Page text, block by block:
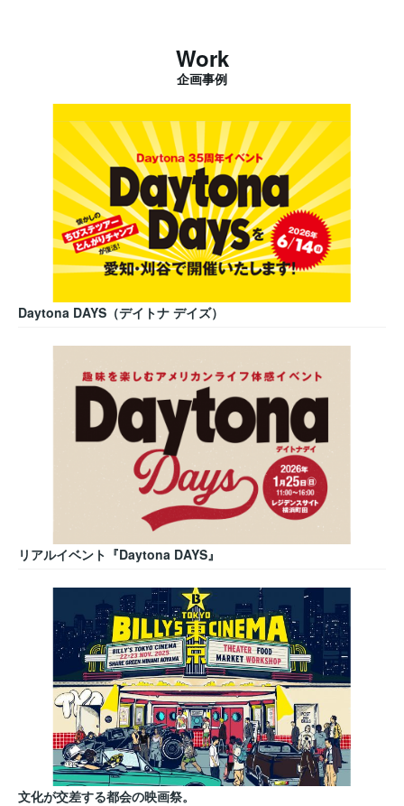
Work
企画事例
Daytona DAYS（デイトナ デイズ）
リアルイベント『Daytona DAYS』
文化が交差する都会の映画祭。